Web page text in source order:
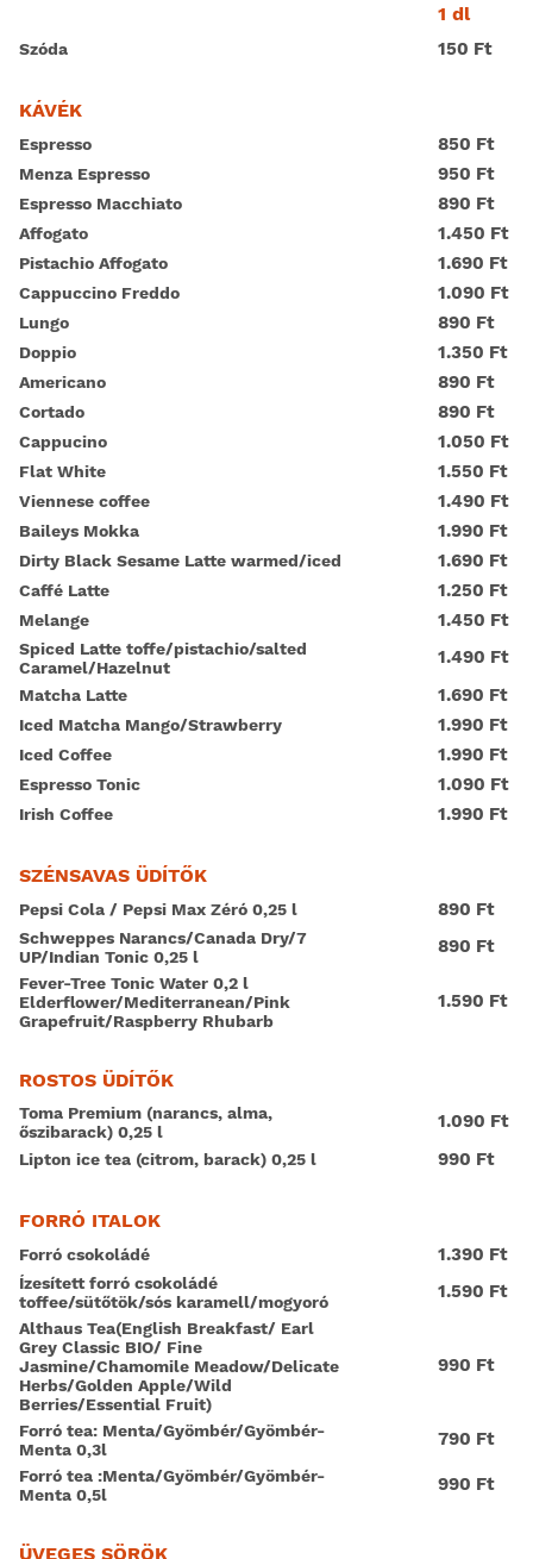
1 dl
Szóda 150 Ft
KÁVÉK
Espresso 850 Ft
Menza Espresso 950 Ft
Espresso Macchiato 890 Ft
Affogato 1.450 Ft
Pistachio Affogato 1.690 Ft
Cappuccino Freddo 1.090 Ft
Lungo 890 Ft
Doppio 1.350 Ft
Americano 890 Ft
Cortado 890 Ft
Cappucino 1.050 Ft
Flat White 1.550 Ft
Viennese coffee 1.490 Ft
Baileys Mokka 1.990 Ft
Dirty Black Sesame Latte warmed/iced 1.690 Ft
Caffé Latte 1.250 Ft
Melange 1.450 Ft
Spiced Latte toffe/pistachio/salted
Caramel/Hazelnut
1.490 Ft
Matcha Latte 1.690 Ft
Iced Matcha Mango/Strawberry 1.990 Ft
Iced Coffee 1.990 Ft
Espresso Tonic 1.090 Ft
Irish Coffee 1.990 Ft
SZÉNSAVAS ÜDÍTŐK
Pepsi Cola / Pepsi Max Zéró 0,25 l 890 Ft
Schweppes Narancs/Canada Dry/7
UP/Indian Tonic 0,25 l
890 Ft
Fever-Tree Tonic Water 0,2 l
Elderflower/Mediterranean/Pink
Grapefruit/Raspberry Rhubarb
1.590 Ft
ROSTOS ÜDÍTŐK
Toma Premium (narancs, alma,
őszibarack) 0,25 l
1.090 Ft
Lipton ice tea (citrom, barack) 0,25 l 990 Ft
FORRÓ ITALOK
Forró csokoládé 1.390 Ft
Ízesített forró csokoládé
toffee/sütőtök/sós karamell/mogyoró
1.590 Ft
Althaus Tea(English Breakfast/ Earl
Grey Classic BIO/ Fine
Jasmine/Chamomile Meadow/Delicate
Herbs/Golden Apple/Wild
Berries/Essential Fruit)
990 Ft
Forró tea: Menta/Gyömbér/Gyömbér-
Menta 0,3l
790 Ft
Forró tea :Menta/Gyömbér/Gyömbér-
Menta 0,5l
990 Ft
ÜVEGES SÖRÖK